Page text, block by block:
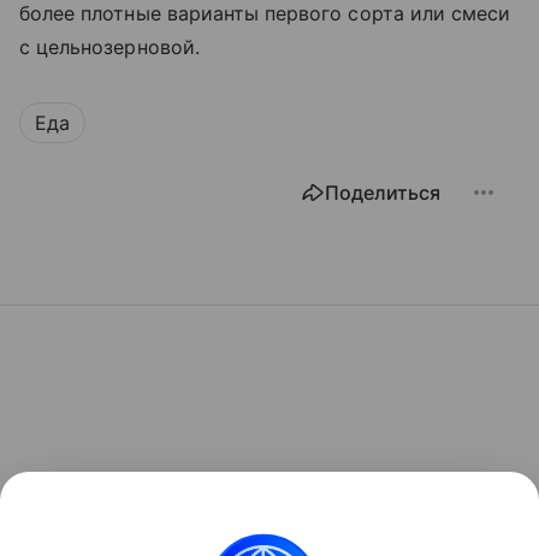
более плотные варианты первого сорта или смеси
с цельнозерновой.
Еда
Поделиться